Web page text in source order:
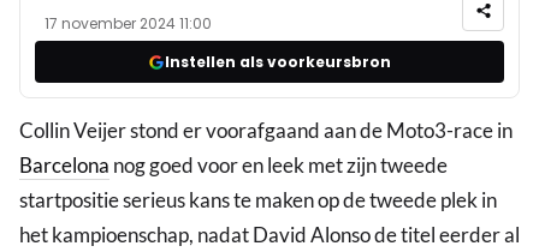
17 november 2024 11:00
Instellen als voorkeursbron
Collin Veijer stond er voorafgaand aan de Moto3-race in
Barcelona nog goed voor en leek met zijn tweede
startpositie serieus kans te maken op de tweede plek in
het kampioenschap, nadat David Alonso de titel eerder al